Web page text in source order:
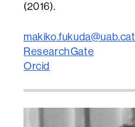
(2016).
makiko.fukuda@uab.cat
ResearchGate
Orcid